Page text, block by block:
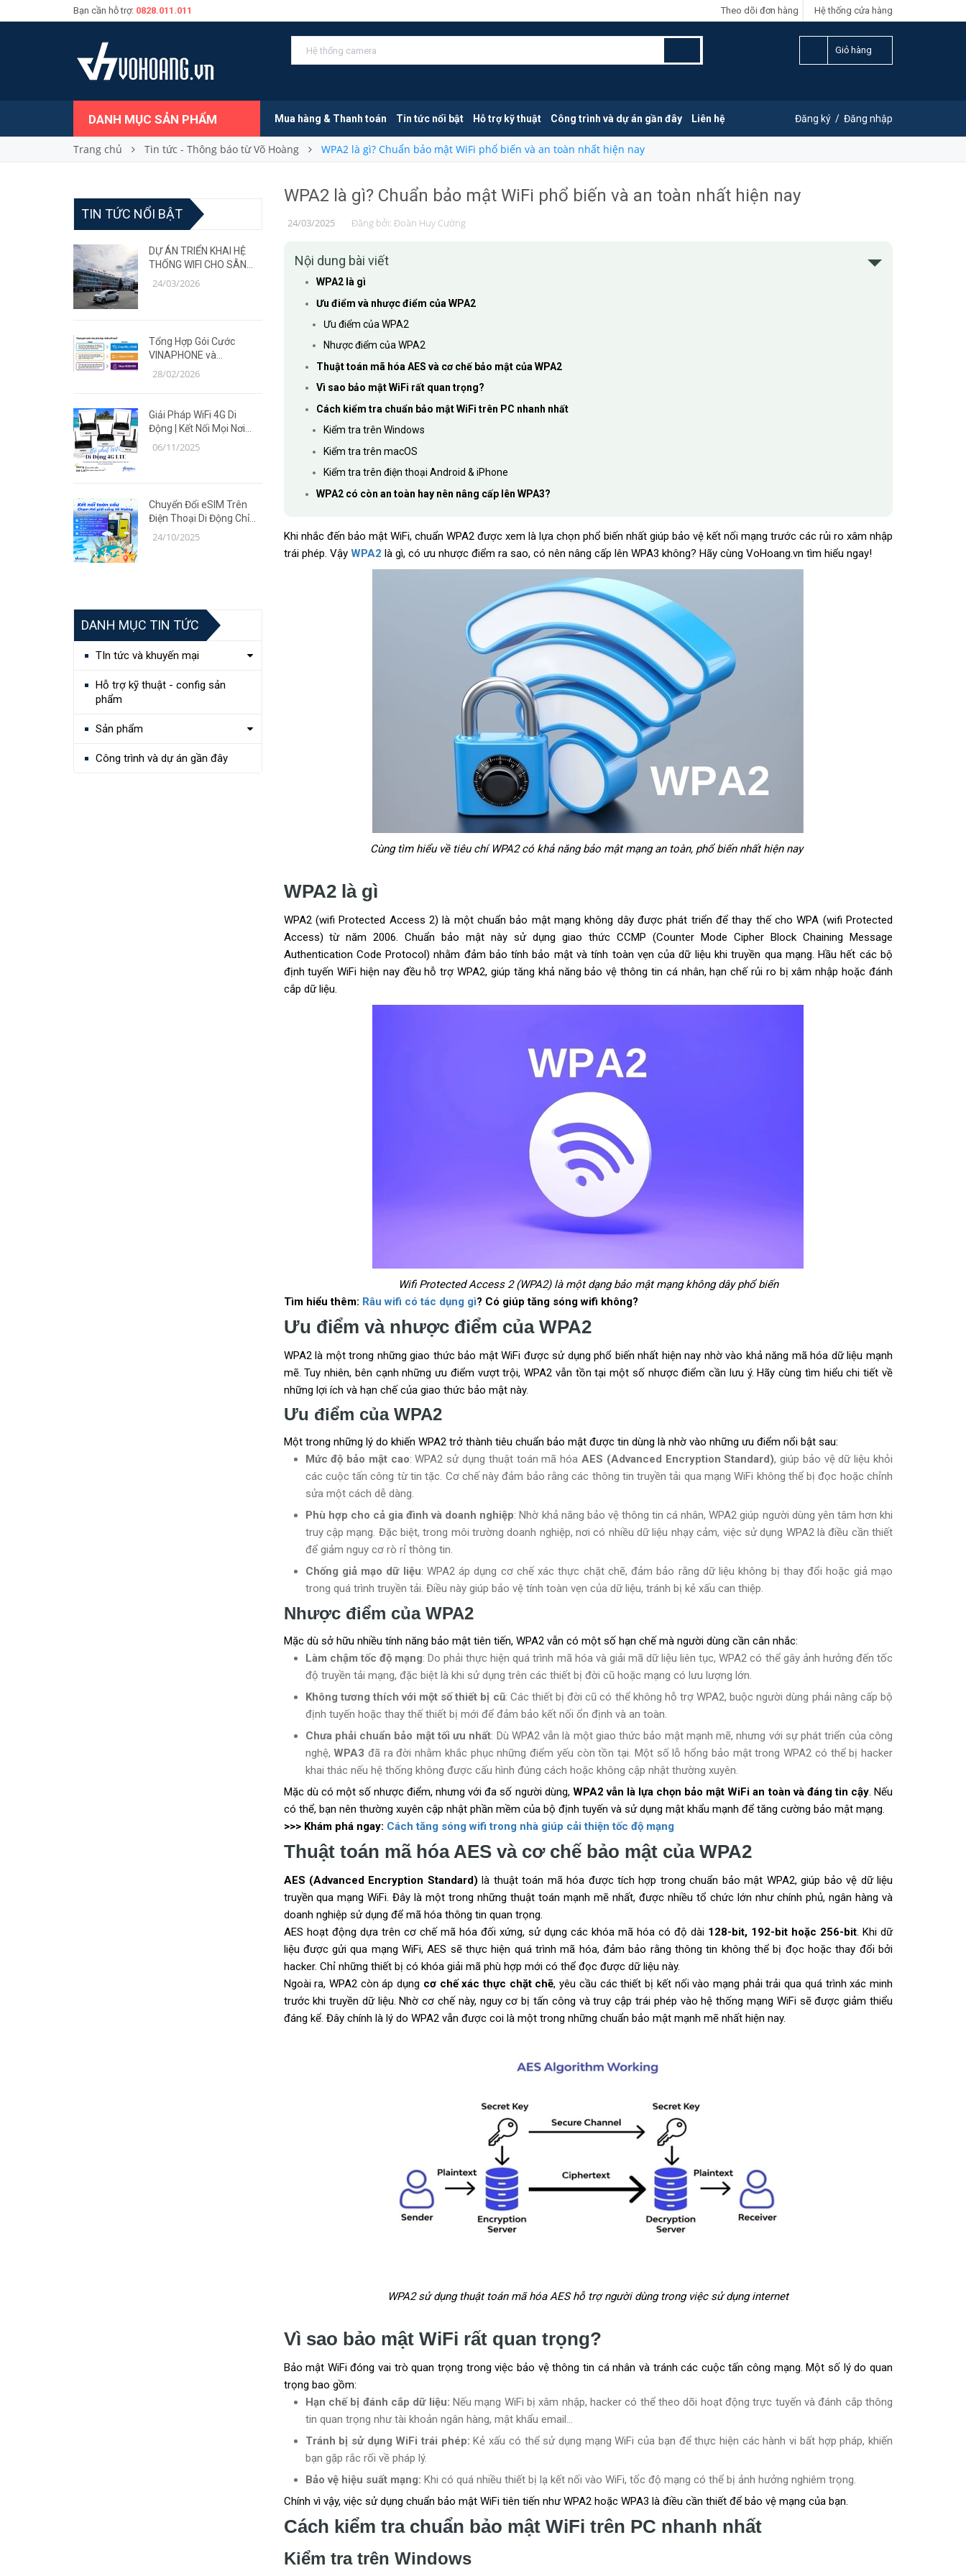
Bạn cần hỗ trợ: 0828.011.011 Hệ thống cửa hàng
Theo dõi đơn hàng
Giỏ hàng
DANH MỤC SẢN PHẨM Mua hàng & Thanh toán Tin tức nổi bật Hỗ trợ kỹ thuật Công trình và dự án gần đây Liên hệ Đăng ký / Đăng nhập
Trang chủ Tin tức - Thông báo từ Võ Hoàng WPA2 là gì? Chuẩn bảo mật WiFi phổ biến và an toàn nhất hiện nay
WPA2 là gì? Chuẩn bảo mật WiFi phổ biến và an toàn nhất hiện nay
24/03/2025 Đăng bởi: Đoàn Huy Cường
Nội dung bài viết
WPA2 là gì
Ưu điểm và nhược điểm của WPA2
Ưu điểm của WPA2
Nhược điểm của WPA2
Thuật toán mã hóa AES và cơ chế bảo mật của WPA2
Vì sao bảo mật WiFi rất quan trọng?
Cách kiểm tra chuẩn bảo mật WiFi trên PC nhanh nhất
Kiểm tra trên Windows
Kiểm tra trên macOS
Kiểm tra trên điện thoại Android & iPhone
WPA2 có còn an toàn hay nên nâng cấp lên WPA3?
Khi nhắc đến bảo mật WiFi, chuẩn WPA2 được xem là lựa chọn phổ biến nhất giúp bảo vệ kết nối mạng trước các rủi ro xâm nhập
trái phép. Vậy WPA2 là gì, có ưu nhược điểm ra sao, có nên nâng cấp lên WPA3 không? Hãy cùng VoHoang.vn tìm hiểu ngay!
Cùng tìm hiểu về tiêu chí WPA2 có khả năng bảo mật mạng an toàn, phổ biến nhất hiện nay
WPA2 là gì
WPA2 (wifi Protected Access 2) là một chuẩn bảo mật mạng không dây được phát triển để thay thế cho WPA (wifi Protected
Access) từ năm 2006. Chuẩn bảo mật này sử dụng giao thức CCMP (Counter Mode Cipher Block Chaining Message
Authentication Code Protocol) nhằm đảm bảo tính bảo mật và tính toàn vẹn của dữ liệu khi truyền qua mạng. Hầu hết các bộ
định tuyến WiFi hiện nay đều hỗ trợ WPA2, giúp tăng khả năng bảo vệ thông tin cá nhân, hạn chế rủi ro bị xâm nhập hoặc đánh
cắp dữ liệu.
Wifi Protected Access 2 (WPA2) là một dạng bảo mật mạng không dây phổ biến
Tìm hiểu thêm: Râu wifi có tác dụng gì? Có giúp tăng sóng wifi không?
Ưu điểm và nhược điểm của WPA2
WPA2 là một trong những giao thức bảo mật WiFi được sử dụng phổ biến nhất hiện nay nhờ vào khả năng mã hóa dữ liệu mạnh
mẽ. Tuy nhiên, bên cạnh những ưu điểm vượt trội, WPA2 vẫn tồn tại một số nhược điểm cần lưu ý. Hãy cùng tìm hiểu chi tiết về
những lợi ích và hạn chế của giao thức bảo mật này.
Ưu điểm của WPA2
Một trong những lý do khiến WPA2 trở thành tiêu chuẩn bảo mật được tin dùng là nhờ vào những ưu điểm nổi bật sau:
Mức độ bảo mật cao: WPA2 sử dụng thuật toán mã hóa AES (Advanced Encryption Standard), giúp bảo vệ dữ liệu khỏi
các cuộc tấn công từ tin tặc. Cơ chế này đảm bảo rằng các thông tin truyền tải qua mạng WiFi không thể bị đọc hoặc chỉnh
sửa một cách dễ dàng.
Phù hợp cho cả gia đình và doanh nghiệp: Nhờ khả năng bảo vệ thông tin cá nhân, WPA2 giúp người dùng yên tâm hơn khi
truy cập mạng. Đặc biệt, trong môi trường doanh nghiệp, nơi có nhiều dữ liệu nhạy cảm, việc sử dụng WPA2 là điều cần thiết
để giảm nguy cơ rò rỉ thông tin.
Chống giả mạo dữ liệu: WPA2 áp dụng cơ chế xác thực chặt chẽ, đảm bảo rằng dữ liệu không bị thay đổi hoặc giả mạo
trong quá trình truyền tải. Điều này giúp bảo vệ tính toàn vẹn của dữ liệu, tránh bị kẻ xấu can thiệp.
Nhược điểm của WPA2
Mặc dù sở hữu nhiều tính năng bảo mật tiên tiến, WPA2 vẫn có một số hạn chế mà người dùng cần cân nhắc:
Làm chậm tốc độ mạng: Do phải thực hiện quá trình mã hóa và giải mã dữ liệu liên tục, WPA2 có thể gây ảnh hưởng đến tốc
độ truyền tải mạng, đặc biệt là khi sử dụng trên các thiết bị đời cũ hoặc mạng có lưu lượng lớn.
Không tương thích với một số thiết bị cũ: Các thiết bị đời cũ có thể không hỗ trợ WPA2, buộc người dùng phải nâng cấp bộ
định tuyến hoặc thay thế thiết bị mới để đảm bảo kết nối ổn định và an toàn.
Chưa phải chuẩn bảo mật tối ưu nhất: Dù WPA2 vẫn là một giao thức bảo mật mạnh mẽ, nhưng với sự phát triển của công
nghệ,WPA3 đã ra đời nhằm khắc phục những điểm yếu còn tồn tại. Một số lỗ hổng bảo mật trong WPA2 có thể bị hacker
khai thác nếu hệ thống không được cấu hình đúng cách hoặc không cập nhật thường xuyên.
Mặc dù có một số nhược điểm, nhưng với đa số người dùng, WPA2 vẫn là lựa chọn bảo mật WiFi an toàn và đáng tin cậy. Nếu
có thể, bạn nên thường xuyên cập nhật phần mềm của bộ định tuyến và sử dụng mật khẩu mạnh để tăng cường bảo mật mạng.
>>> Khám phá ngay: Cách tăng sóng wifi trong nhà giúp cải thiện tốc độ mạng
Thuật toán mã hóa AES và cơ chế bảo mật của WPA2
AES (Advanced Encryption Standard) là thuật toán mã hóa được tích hợp trong chuẩn bảo mật WPA2, giúp bảo vệ dữ liệu
truyền qua mạng WiFi. Đây là một trong những thuật toán mạnh mẽ nhất, được nhiều tổ chức lớn như chính phủ, ngân hàng và
doanh nghiệp sử dụng để mã hóa thông tin quan trọng.
AES hoạt động dựa trên cơ chế mã hóa đối xứng, sử dụng các khóa mã hóa có độ dài 128-bit, 192-bit hoặc 256-bit. Khi dữ
liệu được gửi qua mạng WiFi, AES sẽ thực hiện quá trình mã hóa, đảm bảo rằng thông tin không thể bị đọc hoặc thay đổi bởi
hacker. Chỉ những thiết bị có khóa giải mã phù hợp mới có thể đọc được dữ liệu này.
Ngoài ra, WPA2 còn áp dụng cơ chế xác thực chặt chẽ, yêu cầu các thiết bị kết nối vào mạng phải trải qua quá trình xác minh
trước khi truyền dữ liệu. Nhờ cơ chế này, nguy cơ bị tấn công và truy cập trái phép vào hệ thống mạng WiFi sẽ được giảm thiểu
đáng kể. Đây chính là lý do WPA2 vẫn được coi là một trong những chuẩn bảo mật mạnh mẽ nhất hiện nay.
WPA2 sử dụng thuật toán mã hóa AES hỗ trợ người dùng trong việc sử dụng internet
Vì sao bảo mật WiFi rất quan trọng?
Bảo mật WiFi đóng vai trò quan trọng trong việc bảo vệ thông tin cá nhân và tránh các cuộc tấn công mạng. Một số lý do quan
trọng bao gồm:
Hạn chế bị đánh cắp dữ liệu: Nếu mạng WiFi bị xâm nhập, hacker có thể theo dõi hoạt động trực tuyến và đánh cắp thông
tin quan trọng như tài khoản ngân hàng, mật khẩu email...
Tránh bị sử dụng WiFi trái phép: Kẻ xấu có thể sử dụng mạng WiFi của bạn để thực hiện các hành vi bất hợp pháp, khiến
bạn gặp rắc rối về pháp lý.
Bảo vệ hiệu suất mạng: Khi có quá nhiều thiết bị lạ kết nối vào WiFi, tốc độ mạng có thể bị ảnh hưởng nghiêm trọng.
Chính vì vậy, việc sử dụng chuẩn bảo mật WiFi tiên tiến như WPA2 hoặc WPA3 là điều cần thiết để bảo vệ mạng của bạn.
Cách kiểm tra chuẩn bảo mật WiFi trên PC nhanh nhất
Kiểm tra trên Windows
TIN TỨC NỔI BẬT
DỰ ÁN TRIỂN KHAI HỆ
THỐNG WIFI CHO SÂN
BAY – GIẢI PHÁP MẠNG
24/03/2026
Tổng Hợp Gói Cước
VINAPHONE và
MOBIFONE Giá Ưu Đãi
28/02/2026
Giải Pháp WiFi 4G Di
Động | Kết Nối Mọi Nơi
Cùng Router TP-Link MR
06/11/2025
Chuyển Đổi eSIM Trên
Điện Thoại Di Động Chỉ
Trong 5 Phút | Giải Pháp
24/10/2025
DANH MỤC TIN TỨC
TIn tức và khuyến mại
Hỗ trợ kỹ thuật - config sản
phẩm
Sản phẩm
Công trình và dự án gần đây